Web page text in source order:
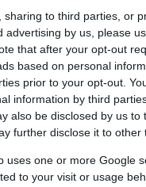
to third parties, or
advertising by us, please
that after your opt-out
based on personal
prior to your opt-out.
information by third
also be disclosed by us to
further disclose it to other
uses one or more Google
to your visit or usage
τουΆριελ Μπέιτ-
στην 3η
το παιχνίδι με επί
Λειβαδιώτηέκαναν
σε όλο το πρώτο
η διαφορά